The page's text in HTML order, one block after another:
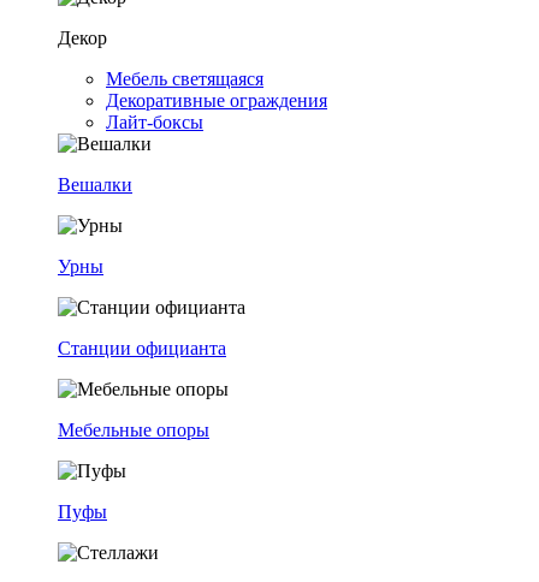
Декор
Мебель светящаяся
Декоративные ограждения
Лайт-боксы
Вешалки
Урны
Станции официанта
Мебельные опоры
Пуфы